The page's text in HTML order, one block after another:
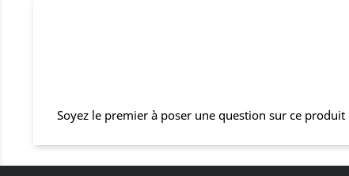
Soyez le premier à poser une question sur ce produit